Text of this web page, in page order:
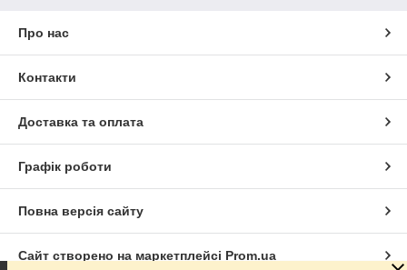
Про нас
Контакти
Доставка та оплата
Графік роботи
Повна версія сайту
Сайт створено на маркетплейсі Prom.ua